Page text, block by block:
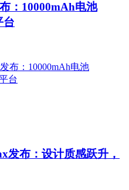
：10000mAh电池
台
布：设计质感跃升，